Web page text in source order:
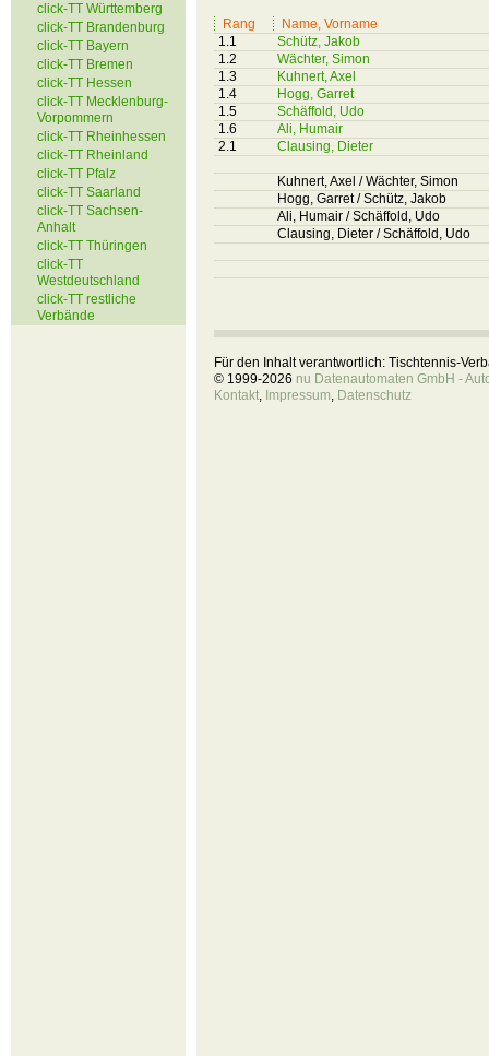
click-TT Württemberg
click-TT Brandenburg
click-TT Bayern
click-TT Bremen
click-TT Hessen
click-TT Mecklenburg-
Vorpommern
click-TT Rheinhessen
click-TT Rheinland
click-TT Pfalz
click-TT Saarland
click-TT Sachsen-
Anhalt
click-TT Thüringen
click-TT
Westdeutschland
click-TT restliche
Verbände
Rang
Name, Vorname
1.1
Schütz, Jakob
1.2
Wächter, Simon
1.3
Kuhnert, Axel
1.4
Hogg, Garret
1.5
Schäffold, Udo
1.6
Ali, Humair
2.1
Clausing, Dieter
Kuhnert, Axel / Wächter, Simon
Hogg, Garret / Schütz, Jakob
Ali, Humair / Schäffold, Udo
Clausing, Dieter / Schäffold, Udo
Für den Inhalt verantwortlich: Tischtennis-
© 1999-2026 nu Datenautomaten GmbH -
Kontakt, Impressum, Datenschutz